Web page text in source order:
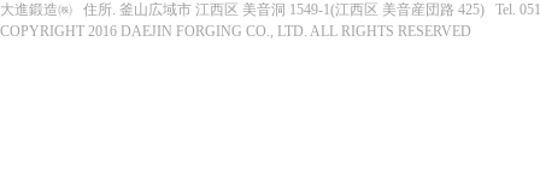
大進鍛造㈱ 住所. 釜山広域市 江西区 美音洞 1549-1(江西区 美音産団路 425) Tel.
COPYRIGHT 2016 DAEJIN FORGING CO., LTD. ALL RIGHTS RESERVED